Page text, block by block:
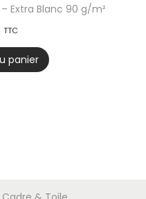
Extra Blanc 90 g/m²
TTC
panier